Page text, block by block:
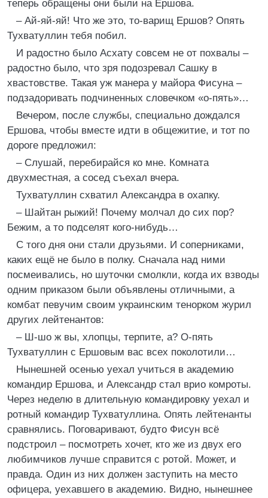
теперь обращены они были на Ершова.
– Ай-яй-яй! Что же это, то-варищ Ершов? Опять
Тухватуллин тебя побил.
И радостно было Асхату совсем не от похвалы –
радостно было, что зря подозревал Сашку в
хвастовстве. Такая уж манера у майора Фисуна –
подзадоривать подчиненных словечком «о-пять»…
Вечером, после службы, специально дождался
Ершова, чтобы вместе идти в общежитие, и тот по
дороге предложил:
– Слушай, перебирайся ко мне. Комната
двухместная, а сосед съехал вчера.
Тухватуллин схватил Александра в охапку.
– Шайтан рыжий! Почему молчал до сих пор?
Бежим, а то подселят кого-нибудь…
С того дня они стали друзьями. И соперниками,
каких ещё не было в полку. Сначала над ними
посмеивались, но шуточки смолкли, когда их взводы
одним приказом были объявлены отличными, а
комбат певучим своим украинским тенорком журил
других лейтенантов:
– Ш-шо ж вы, хлопцы, терпите, а? О-пять
Тухватуллин с Ершовым вас всех поколотили…
Нынешней осенью уехал учиться в академию
командир Ершова, и Александр стал врио комроты.
Через неделю в длительную командировку уехал и
ротный командир Тухватуллина. Опять лейтенанты
сравнялись. Поговаривают, будто Фисун всё
подстроил – посмотреть хочет, кто же из двух его
любимчиков лучше справится с ротой. Может, и
правда. Один из них должен заступить на место
офицера, уехавшего в академию. Видно, нынешнее